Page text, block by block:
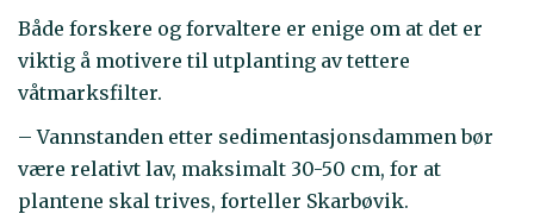
Både forskere og forvaltere er enige om at det er
viktig å motivere til utplanting av tettere
våtmarksfilter.
– Vannstanden etter sedimentasjonsdammen bør
være relativt lav, maksimalt 30-50 cm, for at
plantene skal trives, forteller Skarbøvik.